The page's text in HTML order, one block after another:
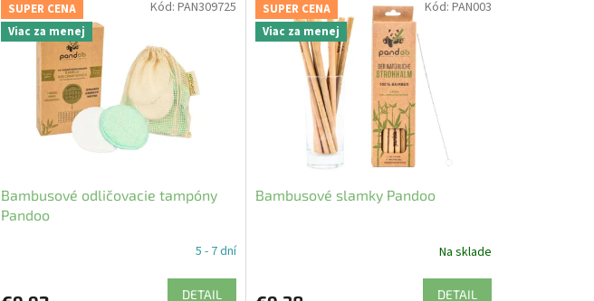
SUPER CENA
Viac za menej
Bambusové odličovacie tampóny
Pandoo
5 - 7 dní
DETAIL
Kód: PAN309725
SUPER CENA
Viac za menej
Bambusové slamky Pandoo
Na sklade
DETAIL
Kód: PAN003